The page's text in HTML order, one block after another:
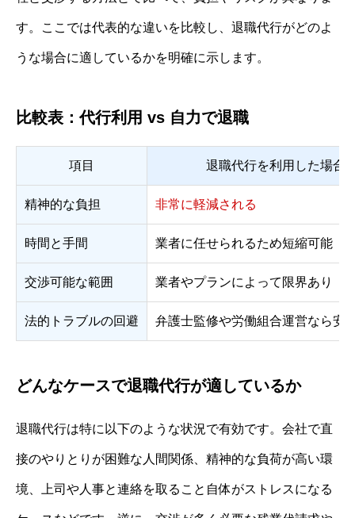
す。ここでは代表的な違いを比較し、退職代行がどのよ
うな場合に適しているかを明確に示します。
比較表：代行利用 vs 自力で退職
項目 退職代行を利用した場合
精神的な負担 非常に軽減される
時間と手間 業者に任せられるため短縮可能
交渉可能な範囲 業者やプランによって限界あり
法的トラブルの回避 弁護士監修や労働組合運営なら安
どんなケースで退職代行が適しているか
退職代行は特に以下のような状況で有効です。会社で直
接のやりとりが困難な人間関係、精神的な負荷が高い環
境、上司や人事と連絡を取ること自体がストレスになる